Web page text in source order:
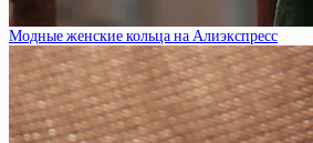
Модные женские кольца на Алиэкспресс